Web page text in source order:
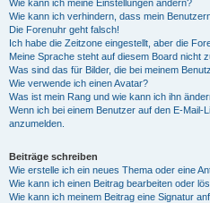
Wie kann ich meine Einstellungen ändern?
Wie kann ich verhindern, dass mein
Die Forenuhr geht falsch!
Ich habe die Zeitzone eingestellt, aber die
Meine Sprache steht auf diesem Board nicht
Was sind das für Bilder, die bei meinem
Wie verwende ich einen Avatar?
Was ist mein Rang und wie kann ich ihn
Wenn ich bei einem Benutzer auf den E-
anzumelden.
Beiträge schreiben
Wie erstelle ich ein neues Thema oder eine
Wie kann ich einen Beitrag bearbeiten oder
Wie kann ich meinem Beitrag eine Signatur